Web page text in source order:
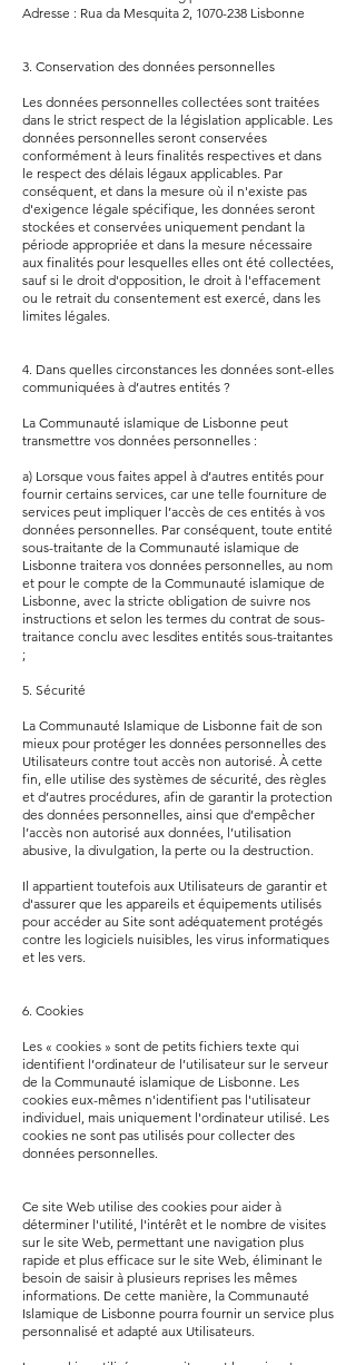
Adresse : Rua da Mesquita 2, 1070-238 Lisbonne
3. Conservation des données personnelles
Les données personnelles collectées sont traitées
dans le strict respect de la législation applicable. Les
données personnelles seront conservées
conformément à leurs finalités respectives et dans
le respect des délais légaux applicables. Par
conséquent, et dans la mesure où il n'existe pas
d'exigence légale spécifique, les données seront
stockées et conservées uniquement pendant la
période appropriée et dans la mesure nécessaire
aux finalités pour lesquelles elles ont été collectées,
sauf si le droit d'opposition, le droit à l'effacement
ou le retrait du consentement est exercé, dans les
limites légales.
4. Dans quelles circonstances les données sont-elles
communiquées à d’autres entités ?
La Communauté islamique de Lisbonne peut
transmettre vos données personnelles :
a) Lorsque vous faites appel à d’autres entités pour
fournir certains services, car une telle fourniture de
services peut impliquer l’accès de ces entités à vos
données personnelles. Par conséquent, toute entité
sous-traitante de la Communauté islamique de
Lisbonne traitera vos données personnelles, au nom
et pour le compte de la Communauté islamique de
Lisbonne, avec la stricte obligation de suivre nos
instructions et selon les termes du contrat de sous-
traitance conclu avec lesdites entités sous-traitantes
;
5. Sécurité
La Communauté Islamique de Lisbonne fait de son
mieux pour protéger les données personnelles des
Utilisateurs contre tout accès non autorisé. À cette
fin, elle utilise des systèmes de sécurité, des règles
et d’autres procédures, afin de garantir la protection
des données personnelles, ainsi que d’empêcher
l’accès non autorisé aux données, l’utilisation
abusive, la divulgation, la perte ou la destruction.
Il appartient toutefois aux Utilisateurs de garantir et
d'assurer que les appareils et équipements utilisés
pour accéder au Site sont adéquatement protégés
contre les logiciels nuisibles, les virus informatiques
et les vers.
6. Cookies
Les « cookies » sont de petits fichiers texte qui
identifient l’ordinateur de l’utilisateur sur le serveur
de la Communauté islamique de Lisbonne. Les
cookies eux-mêmes n'identifient pas l'utilisateur
individuel, mais uniquement l'ordinateur utilisé. Les
cookies ne sont pas utilisés pour collecter des
données personnelles.
Ce site Web utilise des cookies pour aider à
déterminer l'utilité, l'intérêt et le nombre de visites
sur le site Web, permettant une navigation plus
rapide et plus efficace sur le site Web, éliminant le
besoin de saisir à plusieurs reprises les mêmes
informations. De cette manière, la Communauté
Islamique de Lisbonne pourra fournir un service plus
personnalisé et adapté aux Utilisateurs.